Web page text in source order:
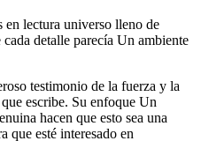
en lectura universo lleno de
detalle parecía Un ambiente
testimonio de la fuerza y la
escribe. Su enfoque Un
hacen que esto sea una
que esté interesado en